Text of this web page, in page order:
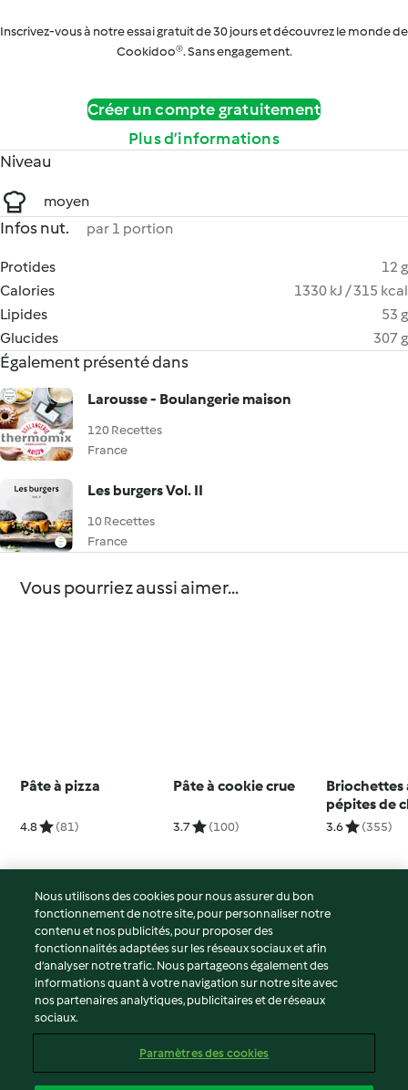
Inscrivez-vous à notre essai gratuit de 30 jours et découvrez le monde de
Cookidoo®. Sans engagement.
Créer un compte gratuitement
Plus d’informations
Niveau
moyen
Infos nut. par 1 portion
Protides
12 g
Calories
1330 kJ / 315 kcal
Lipides
53 g
Glucides
307 g
Également présenté dans
Larousse - Boulangerie maison
120 Recettes
France
Les burgers Vol. II
10 Recettes
France
Vous pourriez aussi aimer...
Pâte à pizza
4.8 (81)
Pâte à cookie crue
3.7 (100)
Briochettes
pépites de
3.6 (355)
© Copyright 2026
Conditions d'utilisation
Politique de confidentialité
Non-responsabilité
Mentions légales
Contenu du rapport
Nous utilisons des cookies pour nous assurer du bon
fonctionnement de notre site, pour personnaliser notre
contenu et nos publicités, pour proposer des
fonctionnalités adaptées sur les réseaux sociaux et afin
d’analyser notre trafic. Nous partageons également des
informations quant à votre navigation sur notre site avec
nos partenaires analytiques, publicitaires et de réseaux
sociaux.
Paramètres des cookies